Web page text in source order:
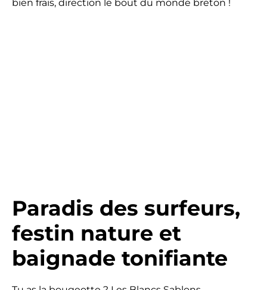
bien frais, direction le bout du monde breton !
Paradis des surfeurs,
festin nature et
baignade tonifiante